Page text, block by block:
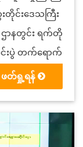
တိုင်းဒေသကြီး
ဌာနတွင်း ရက်တို
းပွဲ တက်ရောက်
ဖတ်ရှု့ရန်